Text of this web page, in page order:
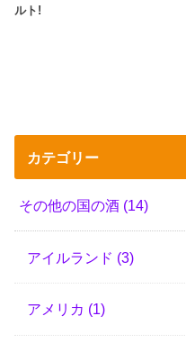
ルト!
カテゴリー
その他の国の酒 (14)
アイルランド (3)
アメリカ (1)